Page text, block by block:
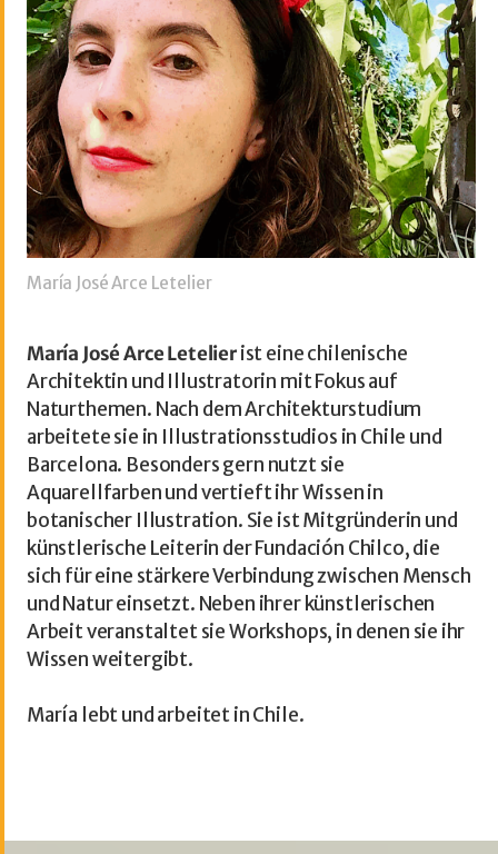
María José Arce Letelier
María José Arce Letelierist eine chilenische
Architektin und Illustratorin mit Fokus auf
Naturthemen. Nach dem Architekturstudium
arbeitete sie in Illustrationsstudios in Chile und
Barcelona. Besonders gern nutzt sie
Aquarellfarben und vertieft ihr Wissen in
botanischer Illustration. Sie ist Mitgründerin und
künstlerische Leiterin der Fundación Chilco, die
sich für eine stärkere Verbindung zwischen Mensch
und Natur einsetzt. Neben ihrer künstlerischen
Arbeit veranstaltet sie Workshops, in denen sie ihr
Wissen weitergibt.
María lebt und arbeitet in Chile.